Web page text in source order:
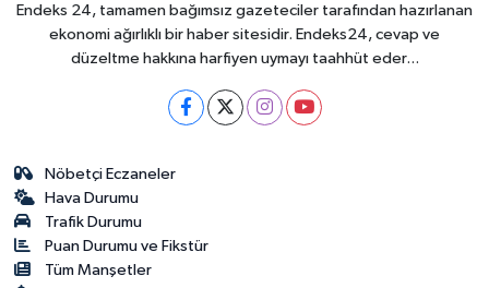
Endeks 24, tamamen bağımsız gazeteciler tarafından hazırlanan
ekonomi ağırlıklı bir haber sitesidir. Endeks24, cevap ve
düzeltme hakkına harfiyen uymayı taahhüt eder...
Nöbetçi Eczaneler
Hava Durumu
Trafik Durumu
Puan Durumu ve Fikstür
Tüm Manşetler